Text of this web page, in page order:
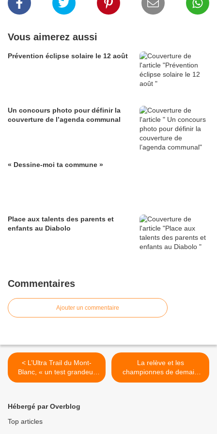
Vous aimerez aussi
Prévention éclipse solaire le 12 août
Un concours photo pour définir la
couverture de l’agenda communal
« Dessine-moi ta commune »
Place aux talents des parents et
enfants au Diabolo
Commentaires
Ajouter un commentaire
< L’Ultra Trail du Mont-
Blanc, « un test grandeur
nature » pour Emmanuel
La relève et les
championnes de demain
sont là >
Hébergé par Overblog
Top articles